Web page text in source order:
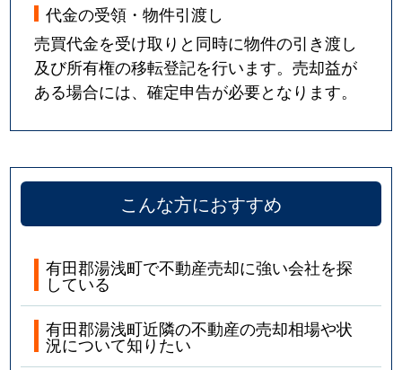
代金の受領・物件引渡し
売買代金を受け取りと同時に物件の引き渡し
及び所有権の移転登記を行います。売却益が
ある場合には、確定申告が必要となります。
こんな方におすすめ
有田郡湯浅町で不動産売却に強い会社を探
している
有田郡湯浅町近隣の不動産の売却相場や状
況について知りたい